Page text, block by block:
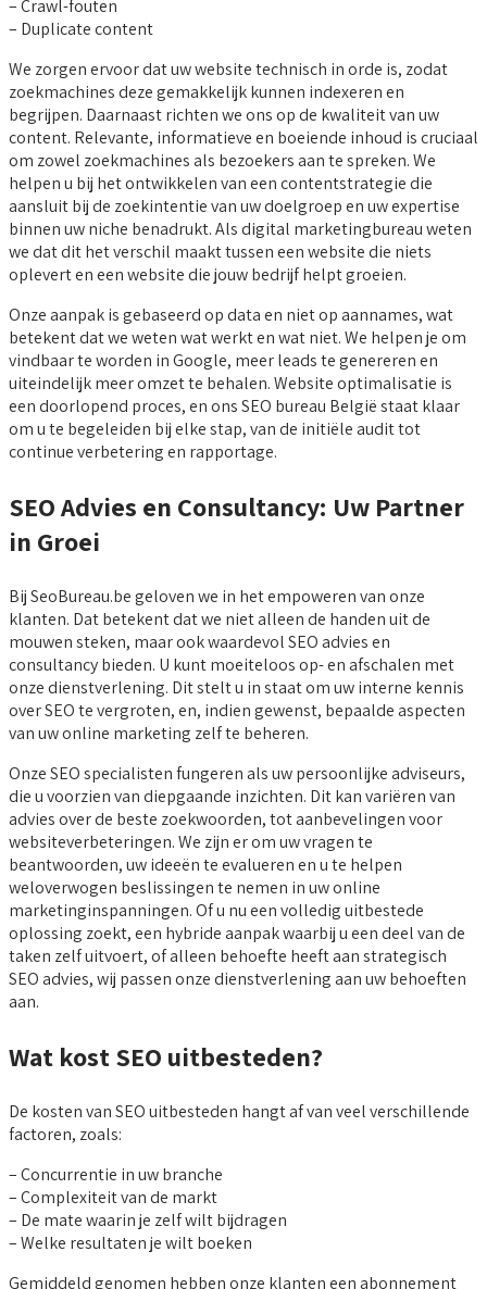
– Crawl-fouten
– Duplicate content
We zorgen ervoor dat uw website technisch in orde is, zodat
zoekmachines deze gemakkelijk kunnen indexeren en
begrijpen. Daarnaast richten we ons op de kwaliteit van uw
content. Relevante, informatieve en boeiende inhoud is cruciaal
om zowel zoekmachines als bezoekers aan te spreken. We
helpen u bij het ontwikkelen van een contentstrategie die
aansluit bij de zoekintentie van uw doelgroep en uw expertise
binnen uw niche benadrukt. Als digital marketingbureau weten
we dat dit het verschil maakt tussen een website die niets
oplevert en een website die jouw bedrijf helpt groeien.
Onze aanpak is gebaseerd op data en niet op aannames, wat
betekent dat we weten wat werkt en wat niet. We helpen je om
vindbaar te worden in Google, meer leads te genereren en
uiteindelijk meer omzet te behalen. Website optimalisatie is
een doorlopend proces, en ons SEO bureau België staat klaar
om u te begeleiden bij elke stap, van de initiële audit tot
continue verbetering en rapportage.
SEO Advies en Consultancy: Uw Partner
in Groei
Bij SeoBureau.be geloven we in het empoweren van onze
klanten. Dat betekent dat we niet alleen de handen uit de
mouwen steken, maar ook waardevol SEO advies en
consultancy bieden. U kunt moeiteloos op- en afschalen met
onze dienstverlening. Dit stelt u in staat om uw interne kennis
over SEO te vergroten, en, indien gewenst, bepaalde aspecten
van uw online marketing zelf te beheren.
Onze SEO specialisten fungeren als uw persoonlijke adviseurs,
die u voorzien van diepgaande inzichten. Dit kan variëren van
advies over de beste zoekwoorden, tot aanbevelingen voor
websiteverbeteringen. We zijn er om uw vragen te
beantwoorden, uw ideeën te evalueren en u te helpen
weloverwogen beslissingen te nemen in uw online
marketinginspanningen. Of u nu een volledig uitbestede
oplossing zoekt, een hybride aanpak waarbij u een deel van de
taken zelf uitvoert, of alleen behoefte heeft aan strategisch
SEO advies, wij passen onze dienstverlening aan uw behoeften
aan.
Wat kost SEO uitbesteden?
De kosten van SEO uitbesteden hangt af van veel verschillende
factoren, zoals:
– Concurrentie in uw branche
– Complexiteit van de markt
– De mate waarin je zelf wilt bijdragen
– Welke resultaten je wilt boeken
Gemiddeld genomen hebben onze klanten een abonnement